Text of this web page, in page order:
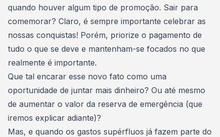
quando houver algum tipo de promoção. Sair para
comemorar? Claro, é sempre importante celebrar as
nossas conquistas! Porém, priorize o pagamento de
tudo o que se deve e mantenham-se focados no que
realmente é importante.
Que tal encarar esse novo fato como uma
oportunidade de juntar mais dinheiro? Ou até mesmo
de aumentar o valor da reserva de emergência (que
iremos explicar adiante)?
Mas, e quando os gastos supérfluos já fazem parte do